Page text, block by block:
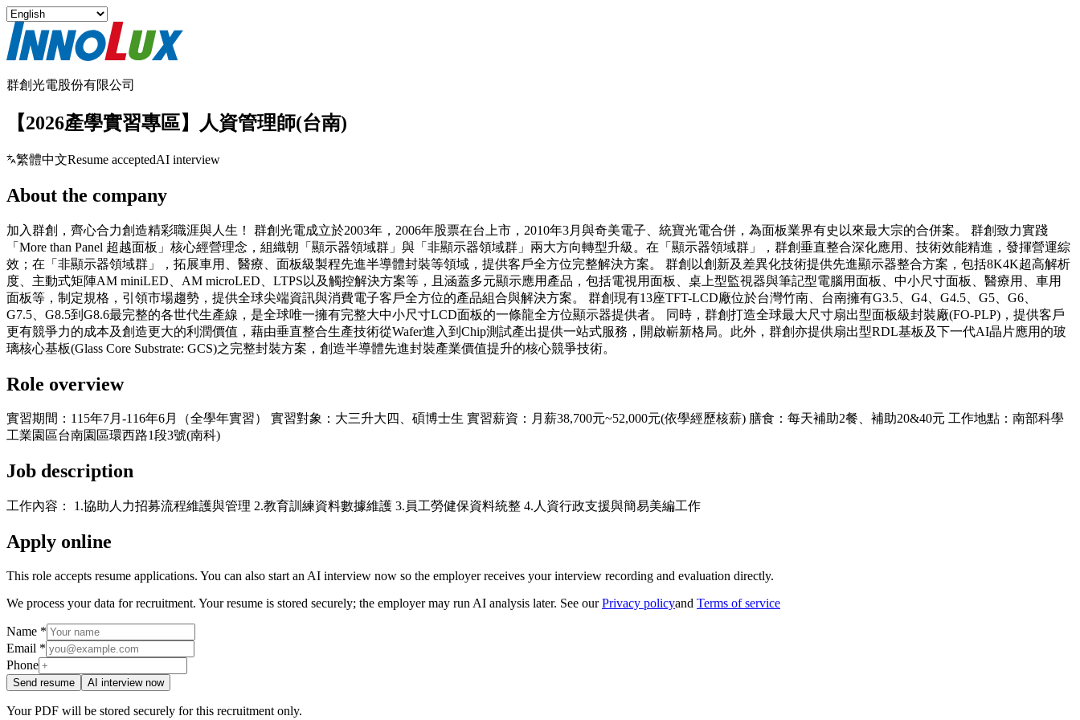
群創光電股份有限公司
【2026產學實習專區】人資管理師(台南)
繁體中文Resume acceptedAI interview
About the company
加入群創，齊心合力創造精彩職涯與人生！ 群創光電成立於2003年，2006年股票在台上市，2010年3月與奇美電子、統寶光電合併，為面板業界有史以來最大宗的合併案。 群創致力實踐
「More than Panel 超越面板」核心經營理念，組織朝「顯示器領域群」與「非顯示器領域群」兩大方向轉型升級。在「顯示器領域群」，群創垂直整合深化應用、技術效能精進，發揮營運綜
效；在「非顯示器領域群」，拓展車用、醫療、面板級製程先進半導體封裝等領域，提供客戶全方位完整解決方案。 群創以創新及差異化技術提供先進顯示器整合方案，包括8K4K超高解析
度、主動式矩陣AM miniLED、AM microLED、LTPS以及觸控解決方案等，且涵蓋多元顯示應用產品，包括電視用面板、桌上型監視器與筆記型電腦用面板、中小尺寸面板、醫療用、車用
面板等，制定規格，引領市場趨勢，提供全球尖端資訊與消費電子客戶全方位的產品組合與解決方案。 群創現有13座TFT-LCD廠位於台灣竹南、台南擁有G3.5、G4、G4.5、G5、G6、
G7.5、G8.5到G8.6最完整的各世代生產線，是全球唯一擁有完整大中小尺寸LCD面板的一條龍全方位顯示器提供者。 同時，群創打造全球最大尺寸扇出型面板級封裝廠(FO-PLP)，提供客戶
更有競爭力的成本及創造更大的利潤價值，藉由垂直整合生產技術從Wafer進入到Chip測試產出提供一站式服務，開啟嶄新格局。此外，群創亦提供扇出型RDL基板及下一代AI晶片應用的玻
璃核心基板(Glass Core Substrate: GCS)之完整封裝方案，創造半導體先進封裝產業價值提升的核心競爭技術。
Role overview
實習期間：115年7月-116年6月（全學年實習） 實習對象：大三升大四、碩博士生 實習薪資：月薪38,700元~52,000元(依學經歷核薪) 膳食：每天補助2餐、補助20&40元 工作地點：南部科學
工業園區台南園區環西路1段3號(南科)
Job description
工作內容： 1.協助人力招募流程維護與管理 2.教育訓練資料數據維護 3.員工勞健保資料統整 4.人資行政支援與簡易美編工作
Apply online
This role accepts resume applications. You can also start an AI interview now so the employer receives your interview recording and evaluation directly.
We process your data for recruitment. Your resume is stored securely; the employer may run AI analysis later. See our Privacy policyand Terms of service
Name *
Email *
Phone
Send resume AI interview now
Your PDF will be stored securely for this recruitment only.